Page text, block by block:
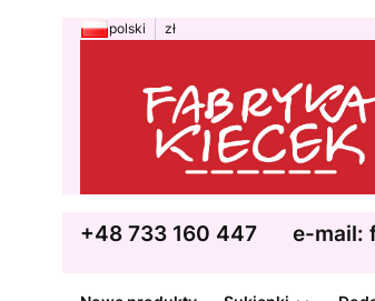
polski zł
+48 733 160 447 e-mail: